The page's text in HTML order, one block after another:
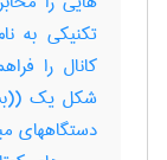
تکنیکی به
کانال را
شکل یک
دستگاههای